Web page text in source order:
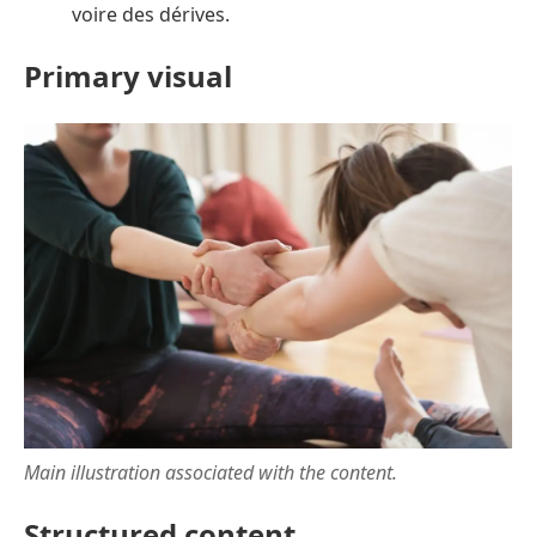
voire des dérives.
Primary visual
Main illustration associated with the content.